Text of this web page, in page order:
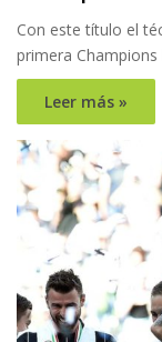
Con este título el
primera
Leer más »